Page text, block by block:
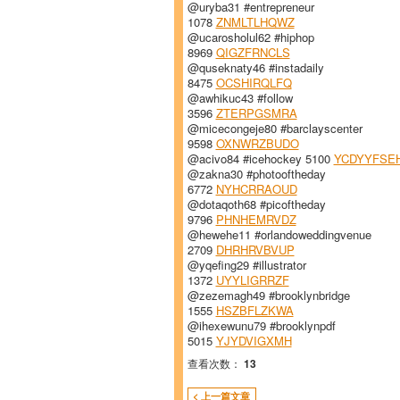
@uryba31 #entrepreneur
1078 ZNMLTLHQWZ
@ucarosholul62 #hiphop
8969 QIGZFRNCLS
@quseknaty46 #instadaily
8475 OCSHIRQLFQ
@awhikuc43 #follow
3596 ZTERPGSMRA
@micecongeje80 #barclayscenter
9598 OXNWRZBUDO
@acivo84 #icehockey 5100
@zakna30 #photooftheday
6772 NYHCRRAOUD
@dotaqoth68 #picoftheday
9796 PHNHEMRVDZ
@hewehe11 #orlandoweddingvenue
2709 DHRHRVBVUP
@yqefing29 #illustrator
1372 UYYLIGRRZF
@zezemagh49 #brooklynbridge
1555 HSZBFLZKWA
@ihexewunu79 #brooklynpdf
5015 YJYDVIGXMH
查看次数： 13
< 上一篇文章